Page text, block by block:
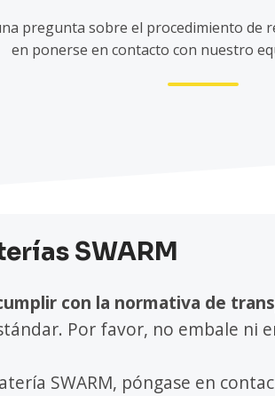
pregunta sobre el procedimiento de
en ponerse en contacto con nuestro
SWARM
con la normativa de
Por favor, no embale ni
SWARM, póngase en